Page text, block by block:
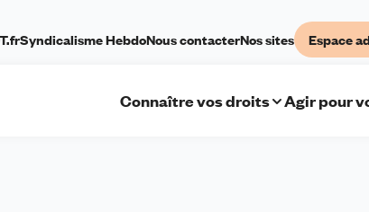
Syndicalisme HebdoNous contacterNos sites Espace
Connaître vos droits Agir pour